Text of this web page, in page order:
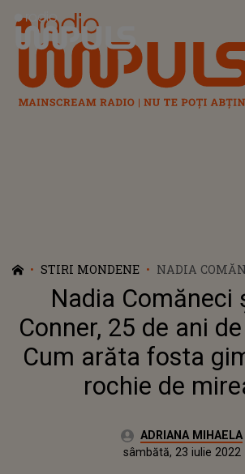
Radio Impuls
STIRI MONDENE
NADIA
CONNER, 25
NUNTĂ! CUM
GIMNASTĂ ÎN
MIREASĂ
Nadia Comăneci
Conner, 25 de ani
Cum arăta fosta
rochie de
Autor:ADRIANA MIHAELA
miercuri, 28 aprilie 2021Actualizat:
sâmbătă, 23 iulie 2022